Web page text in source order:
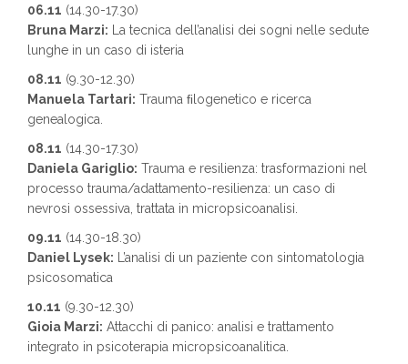
06.11 (14.30-17.30)
Bruna Marzi: La tecnica dell’analisi dei sogni nelle sedute
lunghe in un caso di isteria
08.11 (9.30-12.30)
Manuela Tartari: Trauma ﬁlogenetico e ricerca
genealogica.
08.11 (14.30-17.30)
Daniela Gariglio: Trauma e resilienza: trasformazioni nel
processo trauma/adattamento-resilienza: un caso di
nevrosi ossessiva, trattata in micropsicoanalisi.
09.11 (14.30-18.30)
Daniel Lysek: L’analisi di un paziente con sintomatologia
psicosomatica
10.11 (9.30-12.30)
Gioia Marzi: Attacchi di panico: analisi e trattamento
integrato in psicoterapia micropsicoanalitica.